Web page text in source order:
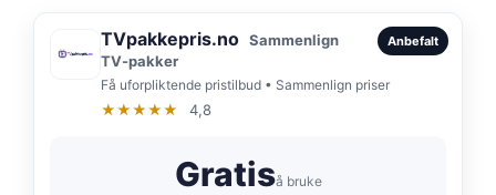
Anbefalt
TVpakkepris.no Sammenlign
TV-pakker
Få uforpliktende pristilbud • Sammenlign priser
★★★★★ 4,8
Gratiså bruke